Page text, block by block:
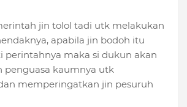
jin tolol tadi utk melakukan
apabila jin bodoh itu
maka si dukun akan
penguasa kaumnya utk
memperingatkan jin pesuruh